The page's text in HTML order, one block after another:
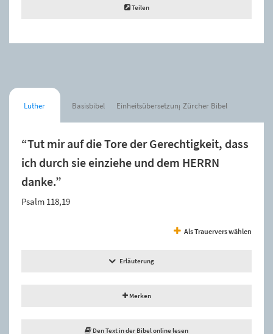
Teilen
Luther Basisbibel Einheitsübersetzung Zürcher Bibel
“Tut mir auf die Tore der Gerechtigkeit, dass
ich durch sie einziehe und dem HERRN
danke.”
Psalm 118,19
Als Trauervers wählen
Erläuterung
Merken
Den Text in der Bibel online lesen